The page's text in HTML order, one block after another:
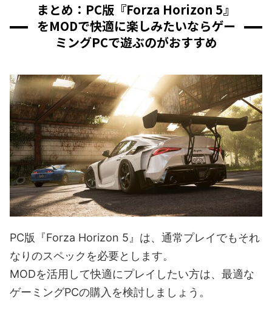
まとめ：PC版『Forza Horizon 5』
をMODで快適に楽しみたいならゲー
ミングPCで遊ぶのがおすすめ
PC版『Forza Horizon 5』は、通常プレイでもそれ
なりのスペックを必要とします。
MODを活用して快適にプレイしたい方は、最適な
ゲーミングPCの購入を検討しましょう。